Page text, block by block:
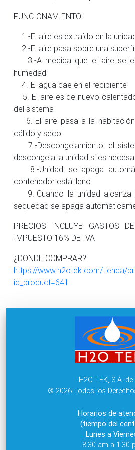
FUNCIONAMIENTO:
1.-El aire es extraído en la
2.-El aire pasa sobre una
3.-A medida que el aire se
humedad
4.-El agua cae en el recipiente
5.-El aire es de nuevo
del sistema
6.-El aire pasa a la
cálido y seco
7.-Descongelamiento: el
descongela la unidad si es
8.-Unidad: se apaga
contenedor está lleno
9.-Cuando la unidad alcanza
sequedad se apaga
PRECIOS INCLUYE GASTOS
IMPUESTO 16% DE IVA
¿DONDE COMPRAR?
https://www.h2otek.com/tienda/
id_product=641
H2O TEK, S.A. de
® 2026 Todos los
Horarios de
(tiempo del
Lunes a
8:30 am a 1:30